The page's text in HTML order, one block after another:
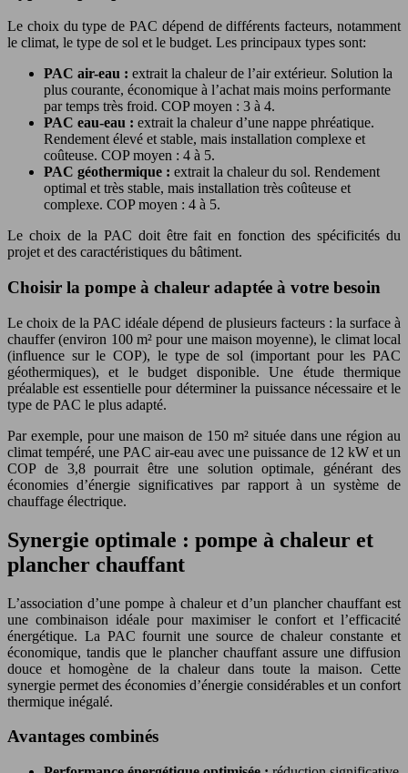
Le choix du type de PAC dépend de différents facteurs, notamment
le climat, le type de sol et le budget. Les principaux types sont:
PAC air-eau : extrait la chaleur de l’air extérieur. Solution la
plus courante, économique à l’achat mais moins performante
par temps très froid. COP moyen : 3 à 4.
PAC eau-eau : extrait la chaleur d’une nappe phréatique.
Rendement élevé et stable, mais installation complexe et
coûteuse. COP moyen : 4 à 5.
PAC géothermique : extrait la chaleur du sol. Rendement
optimal et très stable, mais installation très coûteuse et
complexe. COP moyen : 4 à 5.
Le choix de la PAC doit être fait en fonction des spécificités du
projet et des caractéristiques du bâtiment.
Choisir la pompe à chaleur adaptée à votre besoin
Le choix de la PAC idéale dépend de plusieurs facteurs : la surface à
chauffer (environ 100 m² pour une maison moyenne), le climat local
(influence sur le COP), le type de sol (important pour les PAC
géothermiques), et le budget disponible. Une étude thermique
préalable est essentielle pour déterminer la puissance nécessaire et le
type de PAC le plus adapté.
Par exemple, pour une maison de 150 m² située dans une région au
climat tempéré, une PAC air-eau avec une puissance de 12 kW et un
COP de 3,8 pourrait être une solution optimale, générant des
économies d’énergie significatives par rapport à un système de
chauffage électrique.
Synergie optimale : pompe à chaleur et
plancher chauffant
L’association d’une pompe à chaleur et d’un plancher chauffant est
une combinaison idéale pour maximiser le confort et l’efficacité
énergétique. La PAC fournit une source de chaleur constante et
économique, tandis que le plancher chauffant assure une diffusion
douce et homogène de la chaleur dans toute la maison. Cette
synergie permet des économies d’énergie considérables et un confort
thermique inégalé.
Avantages combinés